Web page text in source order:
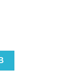
de Parfum -